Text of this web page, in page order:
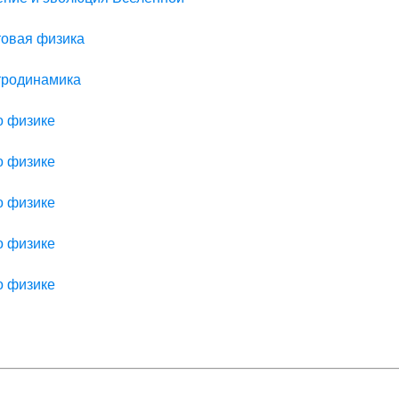
физика
физике
физике
физике
физике
физике